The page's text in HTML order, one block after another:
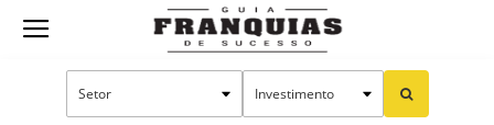
Guia
Mercado de franquias Publieditorial